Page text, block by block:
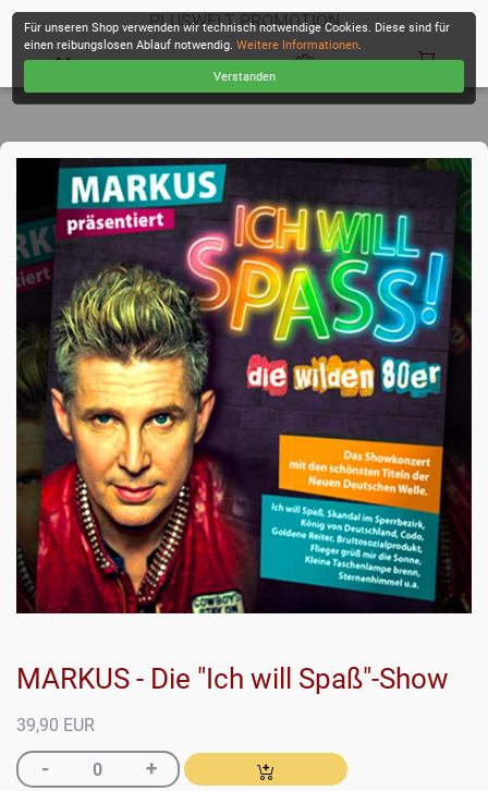
PLUSWELT PROMOTION
MARKUS - Die "Ich will Spaß"-Show
39,90 EUR
Für unseren Shop verwenden wir technisch notwendige Cookies. Diese sind für
einen reibungslosen Ablauf notwendig.Weitere Informationen.
Verstanden